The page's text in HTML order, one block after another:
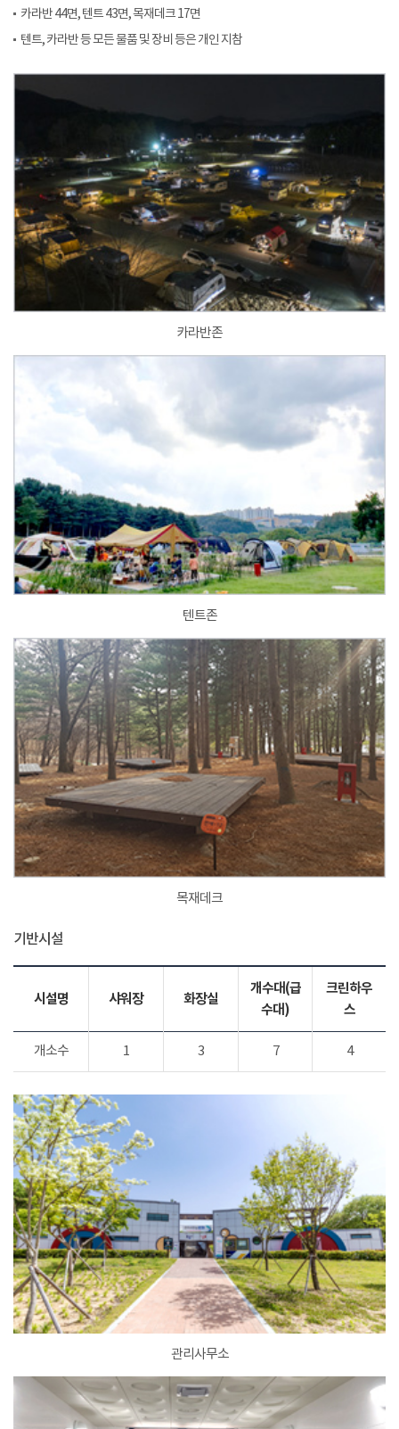
카라반 44면, 텐트 43면, 목재데크 17면
텐트, 카라반 등 모든 물품 및 장비 등은 개인 지참
카라반존
텐트존
목재데크
기반시설
시설명 샤워장 화장실
개수대(급
수대)
크린하우
스
개소수 1 3 7 4
관리사무소